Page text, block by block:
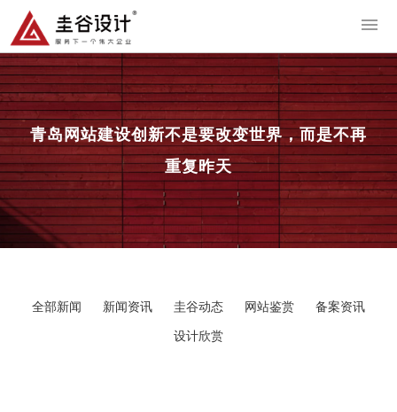
青岛网站建设创新不是要改变世界，而是不再
重复昨天
全部新闻 新闻资讯 圭谷动态 网站鉴赏 备案资讯
设计欣赏